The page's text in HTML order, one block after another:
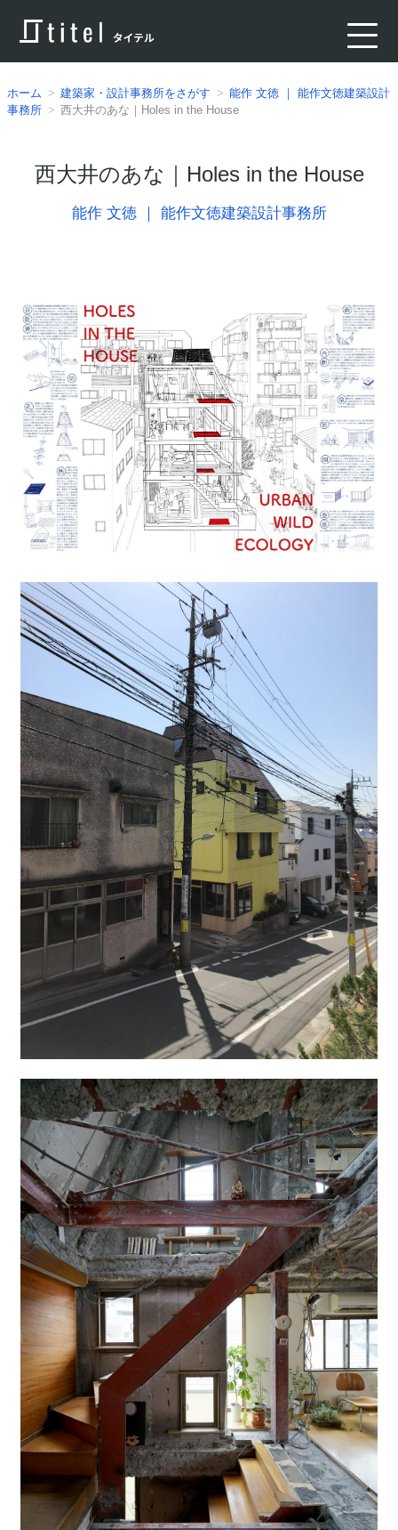
ホーム 建築家・設計事務所をさがす
能作 文徳 ｜ 能作文徳建築設計
事務所
西大井のあな｜Holes in the House
西大井のあな｜Holes in the House
能作 文徳 ｜ 能作文徳建築設計事務所